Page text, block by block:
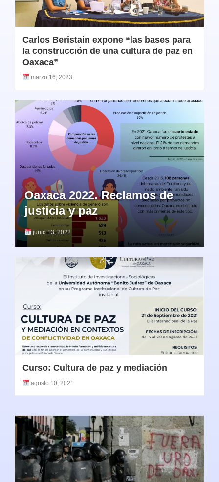
Carlos Beristain expone “las bases para
la construcción de una cultura de paz en
Oaxaca”
marzo 16, 2023
Oaxaca 2022. Reclamos de
justicia y paz
junio 13, 2022
Curso: Cultura de paz y mediación
agosto 10, 2021